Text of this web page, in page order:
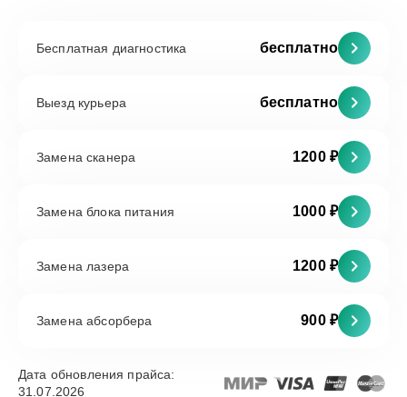
Бесплатная диагностика бесплатно
Выезд курьера бесплатно
Замена сканера 1200 ₽
Замена блока питания 1000 ₽
Замена лазера 1200 ₽
Замена абсорбера 900 ₽
Дата обновления прайса:
31.07.2026